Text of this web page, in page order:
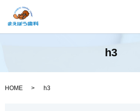
h3
HOME h3